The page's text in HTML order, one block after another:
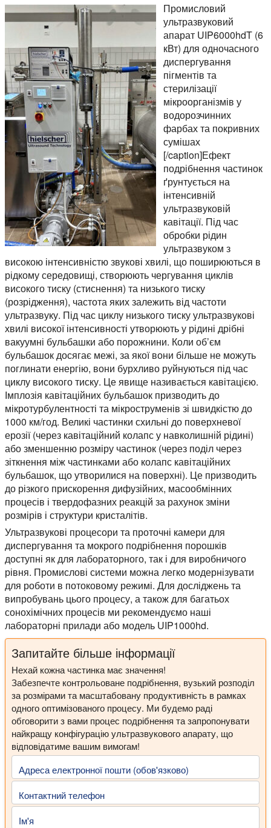
Промисловий
ультразвуковий
апарат UIP6000hdT (6
кВт) для одночасного
диспергування
пігментів та
стерилізації
мікроорганізмів у
водорозчинних
фарбах та покривних
сумішах
[/caption]Ефект
подрібнення частинок
ґрунтується на
інтенсивній
ультразвуковій
кавітації. Під час
обробки рідин
ультразвуком з
високою інтенсивністю звукові хвилі, що поширюються в
рідкому середовищі, створюють чергування циклів
високого тиску (стиснення) та низького тиску
(розрідження), частота яких залежить від частоти
ультразвуку. Під час циклу низького тиску ультразвукові
хвилі високої інтенсивності утворюють у рідині дрібні
вакуумні бульбашки або порожнини. Коли об’єм
бульбашок досягає межі, за якої вони більше не можуть
поглинати енергію, вони бурхливо руйнуються під час
циклу високого тиску. Це явище називається кавітацією.
Імплозія кавітаційних бульбашок призводить до
мікротурбулентності та мікроструменів зі швидкістю до
1000 км/год. Великі частинки схильні до поверхневої
ерозії (через кавітаційний колапс у навколишній рідині)
або зменшенню розміру частинок (через поділ через
зіткнення між частинками або колапс кавітаційних
бульбашок, що утворилися на поверхні). Це призводить
до різкого прискорення дифузійних, масообмінних
процесів і твердофазних реакцій за рахунок зміни
розмірів і структури кристалітів.
Ультразвукові процесори та проточні камери для
диспергування та мокрого подрібнення порошків
доступні як для лабораторного, так і для виробничого
рівня. Промислові системи можна легко модернізувати
для роботи в потоковому режимі. Для досліджень та
випробувань цього процесу, а також для багатьох
сонохімічних процесів ми рекомендуємо наші
лабораторні прилади або модель UIP1000hd.
Запитайте більше інформації
Нехай кожна частинка має значення!
Забезпечте контрольоване подрібнення, вузький розподіл
за розмірами та масштабовану продуктивність в рамках
одного оптимізованого процесу. Ми будемо раді
обговорити з вами процес подрібнення та запропонувати
найкращу конфігурацію ультразвукового апарату, що
відповідатиме вашим вимогам!
Адреса електронної пошти (обов'язково)
Контактний телефон
Ім'я